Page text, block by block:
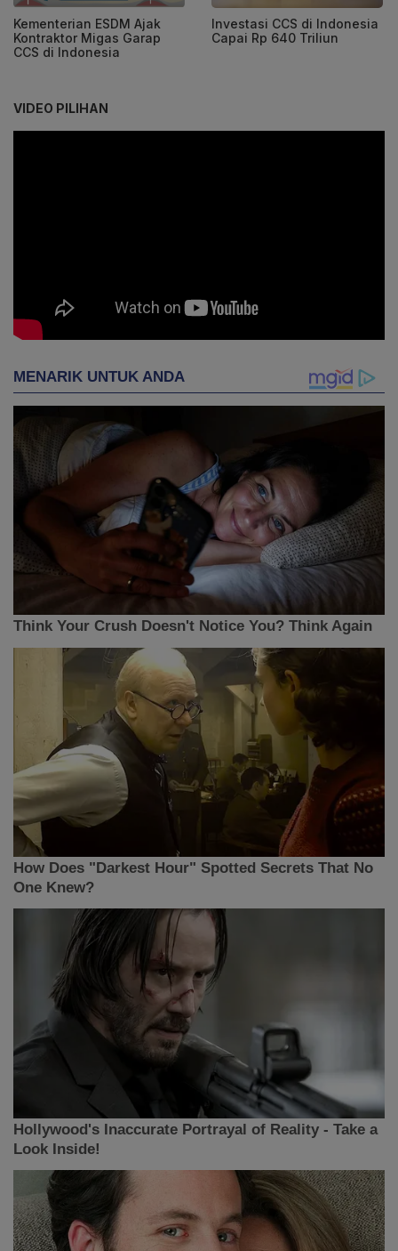
Kementerian ESDM Ajak
Kontraktor Migas Garap
CCS di Indonesia
Investasi CCS di Indonesia
Capai Rp 640 Triliun
VIDEO PILIHAN